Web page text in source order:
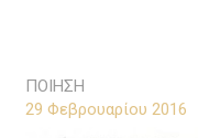
ΠΟΙΗΣΗ
29 Φεβρουαρίου 2016